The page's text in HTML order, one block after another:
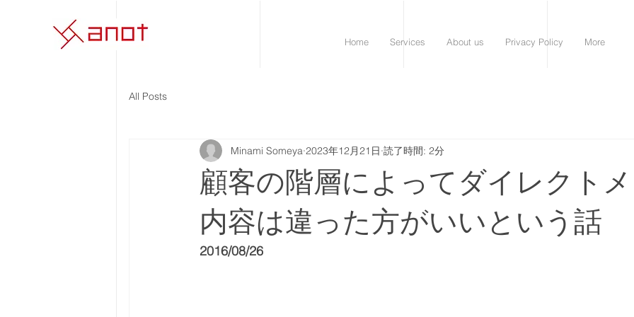
Home Services About us Privacy Policy More
All Posts
顧客の階層によってダイレクト
内容は違った方がいいという話
Minami Someya 2023年12月21日 読了時間: 2分
2016/08/26